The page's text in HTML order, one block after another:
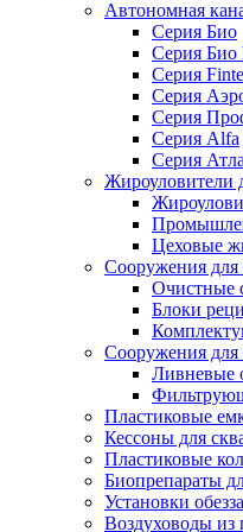
Автономная
Серия Био
Серия Био
Серия
Серия
Серия
Серия Alfa
Серия
Жироуловители
Цеховые
Сооружения для
Очистные
Блоки
Сооружения для
Ливневые
Пластиковые
Кессоны для
Пластиковые
Биопрепараты
Установки
Воздуховоды из